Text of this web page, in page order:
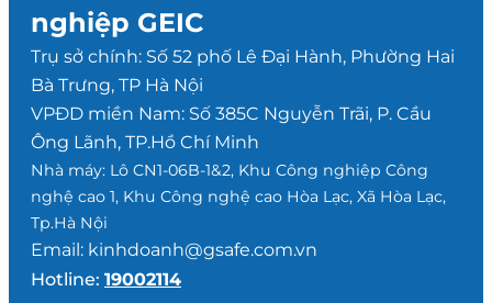
nghiệp GEIC
Trụ sở chính: Số 52 phố Lê Đại Hành, Phường Hai
Bà Trưng, TP Hà Nội
VPĐD miền Nam: Số 385C Nguyễn Trãi, P. Cầu
Ông Lãnh, TP.Hồ Chí Minh
Nhà máy: Lô CN1-06B-1&2, Khu Công nghiệp Công
nghệ cao 1, Khu Công nghệ cao Hòa Lạc, Xã Hòa Lạc,
Tp.Hà Nội
Email: kinhdoanh@gsafe.com.vn
Hotline: 19002114